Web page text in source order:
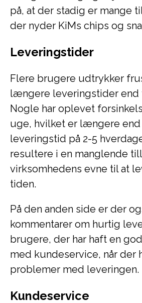
på, at der stadig er mange
der nyder KiMs chips og
Leveringstider
Flere brugere udtrykker
længere leveringstider end
Nogle har oplevet
uge, hvilket er længere end
leveringstid på 2-5
resultere i en manglende
virksomhedens evne til at
tiden.
På den anden side er der
kommentarer om hurtig
brugere, der har haft en
med kundeservice, når der
problemer med leveringen.
Kundeservice